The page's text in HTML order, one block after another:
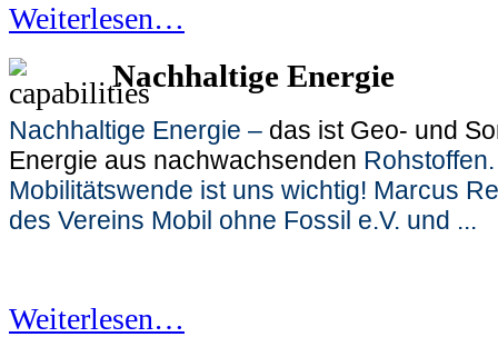
Weiterlesen…
Nachhaltige Energie
Nachhaltige Energie – das ist Geo- und
Energie aus nachwachsenden
Mobilitätswende ist uns wichtig! Marcus
des Vereins Mobil ohne Fossil e.V. und ...
Weiterlesen…